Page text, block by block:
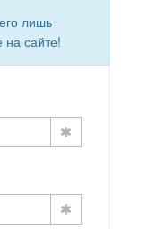
лишь
сайте!